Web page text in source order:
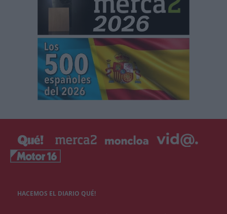
HACEMOS EL DIARIO QUÉ!